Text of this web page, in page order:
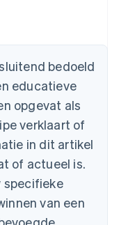
bedoeld
educatieve
opgevat als
verklaart of
in dit artikel
of actueel is.
specifieke
van een